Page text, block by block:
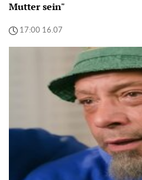
Mutter sein"
17:00 16.07